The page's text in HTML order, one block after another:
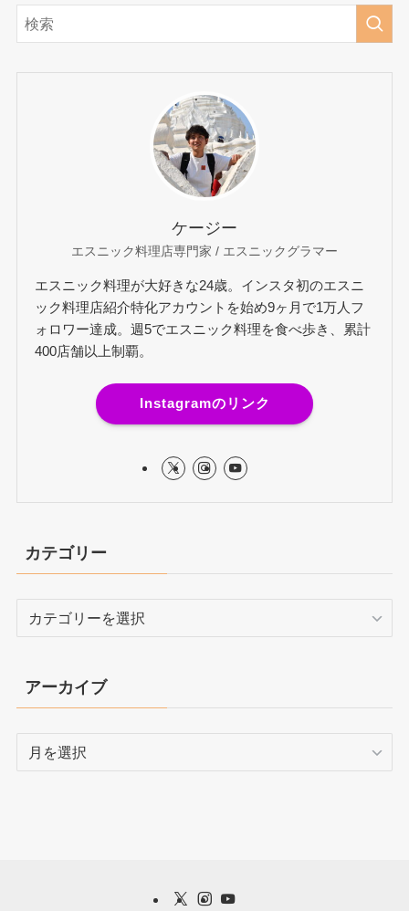
ケージー
エスニック料理店専門家 / エスニックグラマー
エスニック料理が大好きな24歳。インスタ初のエスニ
ック料理店紹介特化アカウントを始め9ヶ月で1万人フ
ォロワー達成。週5でエスニック料理を食べ歩き、累計
400店舗以上制覇。
Instagramのリンク
カテゴリー
リ
ー
アーカイブ